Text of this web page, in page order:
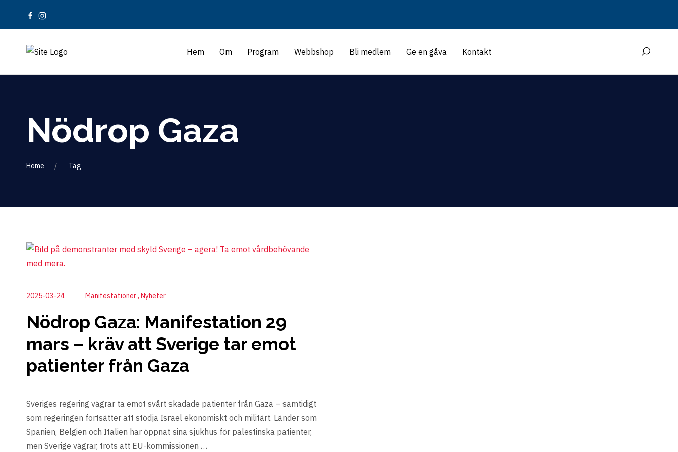
Hem Om Program Webbshop Bli medlem Ge en gåva Kontakt
Nödrop Gaza
Home Tag
2025-03-24 Manifestationer Nyheter
Nödrop Gaza: Manifestation 29
mars – kräv att Sverige tar emot
patienter från Gaza
Sveriges regering vägrar ta emot svårt skadade patienter från Gaza – samtidigt
som regeringen fortsätter att stödja Israel ekonomiskt och militärt. Länder som
Spanien, Belgien och Italien har öppnat sina sjukhus för palestinska patienter,
men Sverige vägrar, trots att EU-kommissionen …